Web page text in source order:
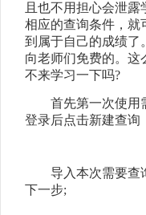
且也不用担心会泄
相应的查询条件，就
到属于自己的成绩了
向老师们免费的。这
不来学习一下吗?
首先第一次使用
登录后点击新建查询
导入本次需要查
下一步;